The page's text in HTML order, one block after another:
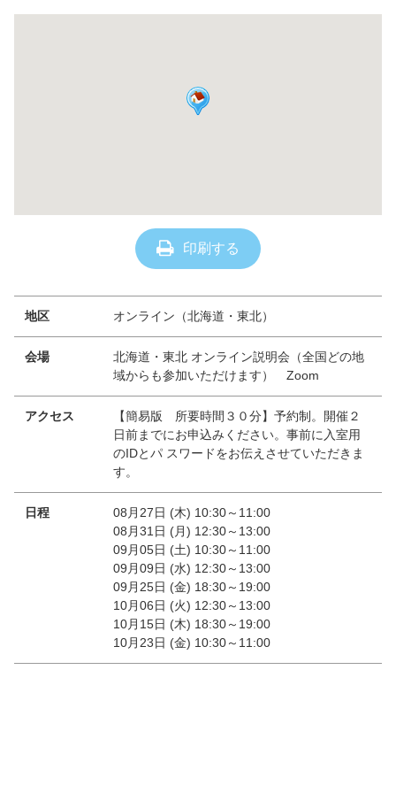
印刷する
地区 オンライン（北海道・東北）
会場
北海道・東北 オンライン説明会（全国どの地
域からも参加いただけます） Zoom
アクセス
【簡易版 所要時間３０分】予約制。開催２
日前までにお申込みください。事前に入室用
のIDとパ スワードをお伝えさせていただきま
す。
日程
08月27日 (木) 10:30～11:00
08月31日 (月) 12:30～13:00
09月05日 (土) 10:30～11:00
09月09日 (水) 12:30～13:00
09月25日 (金) 18:30～19:00
10月06日 (火) 12:30～13:00
10月15日 (木) 18:30～19:00
10月23日 (金) 10:30～11:00